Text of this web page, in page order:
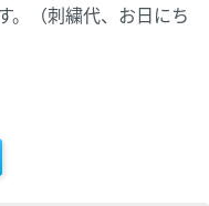
。（刺繍代、お日にち